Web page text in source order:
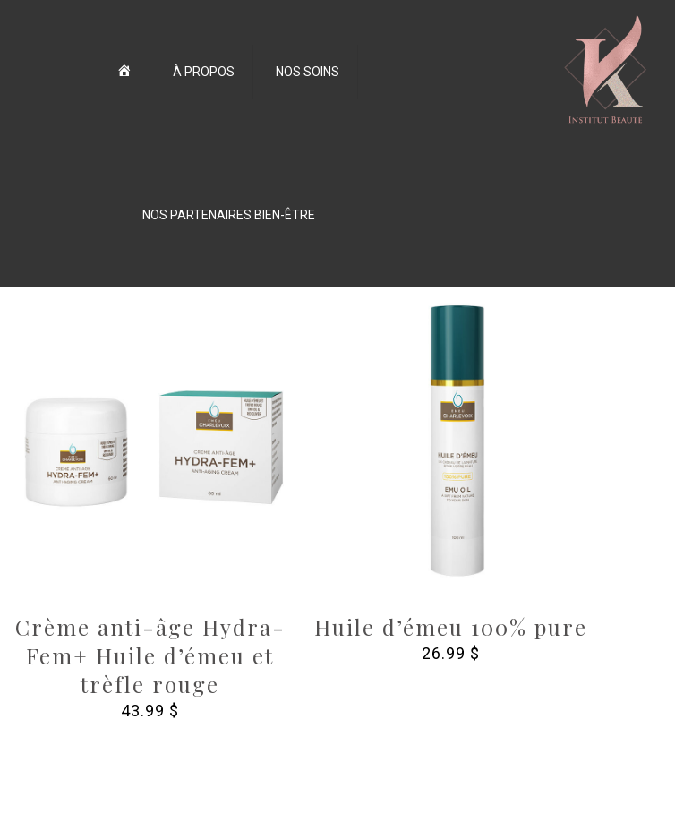
À PROPOS NOS SOINS
NOS PARTENAIRES BIEN-ÊTRE
Crème anti-âge Hydra-
Fem+ Huile d’émeu et
trèfle rouge
43.99 $
Huile d’émeu 100% pure
26.99 $